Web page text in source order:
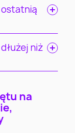
niż
na